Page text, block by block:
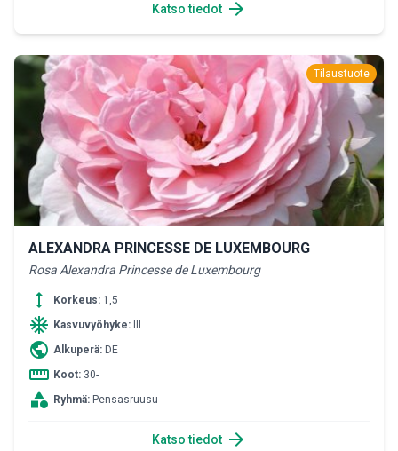
Katso tiedot arrow_forward
Tilaustuote
ALEXANDRA PRINCESSE DE LUXEMBOURG
Rosa Alexandra Princesse de Luxembourg
height Korkeus: 1,5
ac_unit Kasvuvyöhyke:
public Alkuperä: DE
straighten Koot: 30-
category Ryhmä: Pensasruusu
Katso tiedot arrow_forward